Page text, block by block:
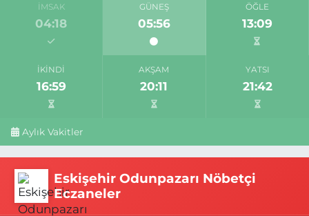
İMSAK
04:18
GÜNEŞ
05:56
ÖĞLE
13:09
İKINDI
16:59
AKŞAM
20:11
YATSI
21:42
Aylık Vakitler
Eskişehir Odunpazarı Nöbetçi
Eczaneler